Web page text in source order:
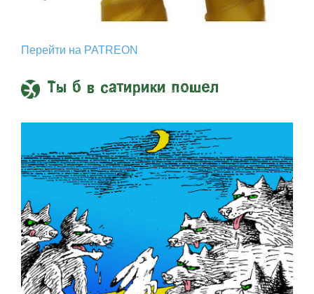
Перейти на PATREON
Ты б в сатирики пошел